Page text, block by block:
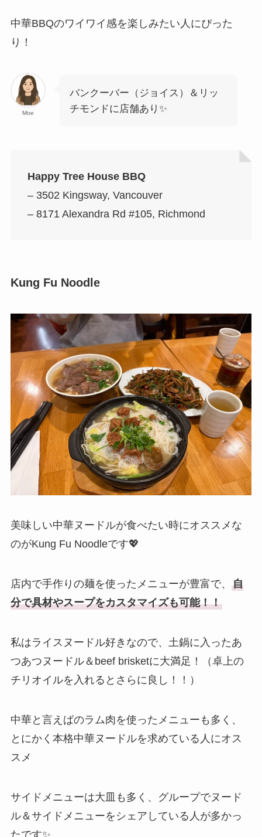
中華BBQのワイワイ感を楽しみたい人にぴった
り！
Moe
バンクーバー（ジョイス）＆リッ
チモンドに店舗あり✨
Happy Tree House BBQ
– 3502 Kingsway, Vancouver
– 8171 Alexandra Rd #105, Richmond
Kung Fu Noodle
美味しい中華ヌードルが食べたい時にオススメな
のがKung Fu Noodleです💖
店内で手作りの麺を使ったメニューが豊富で、 自
分で具材やスープをカスタマイズも可能！！
私はライスヌードル好きなので、土鍋に入ったあ
つあつヌードル＆beef brisketに大満足！（卓上の
チリオイルを入れるとさらに良し！！）
中華と言えばのラム肉を使ったメニューも多く、
とにかく本格中華ヌードルを求めている人にオス
スメ
サイドメニューは大皿も多く、グループでヌード
ル＆サイドメニューをシェアしている人が多かっ
たです✨